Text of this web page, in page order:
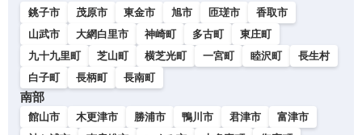
銚子市 茂原市 東金市 旭市 匝瑳市
香取市
山武市
大網白里市 神崎町 多古町
東庄町
九十九里町
芝山町 横芝光町 一宮町 睦沢町
長生村
白子町
長柄町 長南町
南部
館山市 木更津市 勝浦市 鴨川市 君津市
富津市